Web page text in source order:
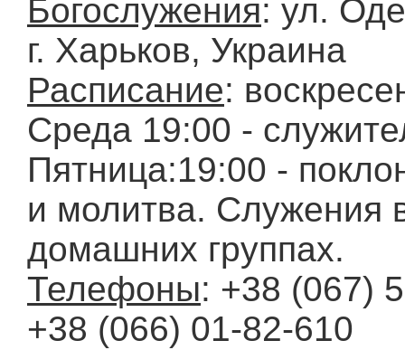
Богослужения: ул.
г. Харьков, Украина
Расписание:
Среда 19:00 -
Пятница:19:00 -
и молитва. Служения
домашних группах.
Телефоны: +38 (067)
+38 (066) 01-82-610